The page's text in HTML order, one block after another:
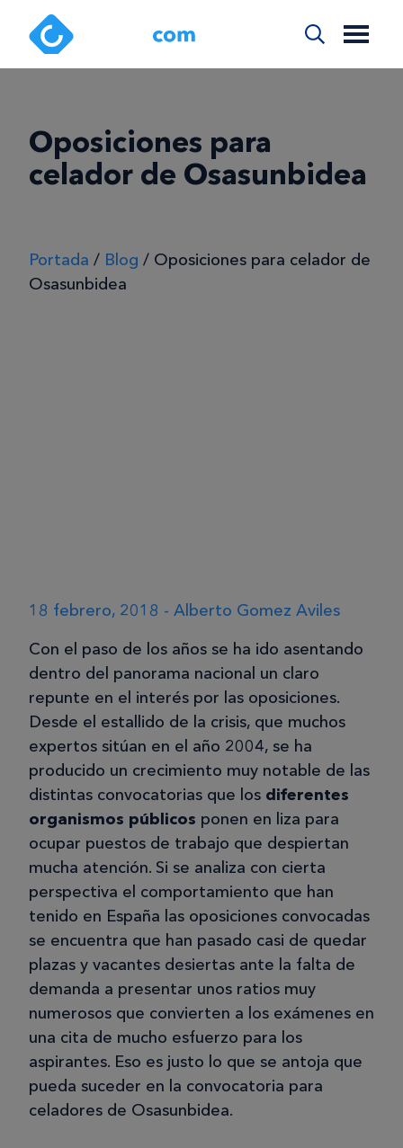
Oposiciones para
celador de Osasunbidea
Portada / Blog / Oposiciones para celador de
Osasunbidea
18 febrero, 2018 - Alberto Gomez Aviles
Con el paso de los años se ha ido asentando
dentro del panorama nacional un claro
repunte en el interés por las oposiciones.
Desde el estallido de la crisis, que muchos
expertos sitúan en el año 2004, se ha
producido un crecimiento muy notable de las
distintas convocatorias que los diferentes
organismos públicos ponen en liza para
ocupar puestos de trabajo que despiertan
mucha atención. Si se analiza con cierta
perspectiva el comportamiento que han
tenido en España las oposiciones convocadas
se encuentra que han pasado casi de quedar
plazas y vacantes desiertas ante la falta de
demanda a presentar unos ratios muy
numerosos que convierten a los exámenes en
una cita de mucho esfuerzo para los
aspirantes. Eso es justo lo que se antoja que
pueda suceder en la convocatoria para
celadores de Osasunbidea.